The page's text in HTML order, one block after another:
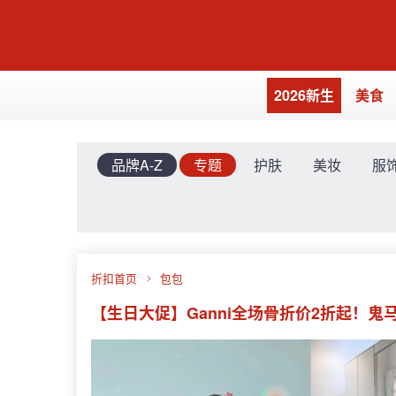
2026新生 美食
品牌A-Z 专题 护肤 美妆 服
折扣首页 包包
【生日大促】Ganni全场骨折价2折起！鬼